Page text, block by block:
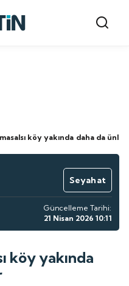
köy yakında daha da ünlü
Seyahat
Güncelleme Tarihi:
21 Nisan 2026 10:11
köy yakında